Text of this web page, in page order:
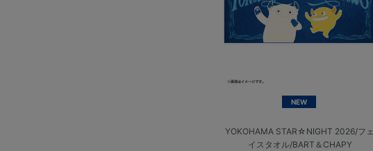
NEW
YOKOHAMA STAR☆NIGHT 2026/フェ
イスタオル/BART＆CHAPY